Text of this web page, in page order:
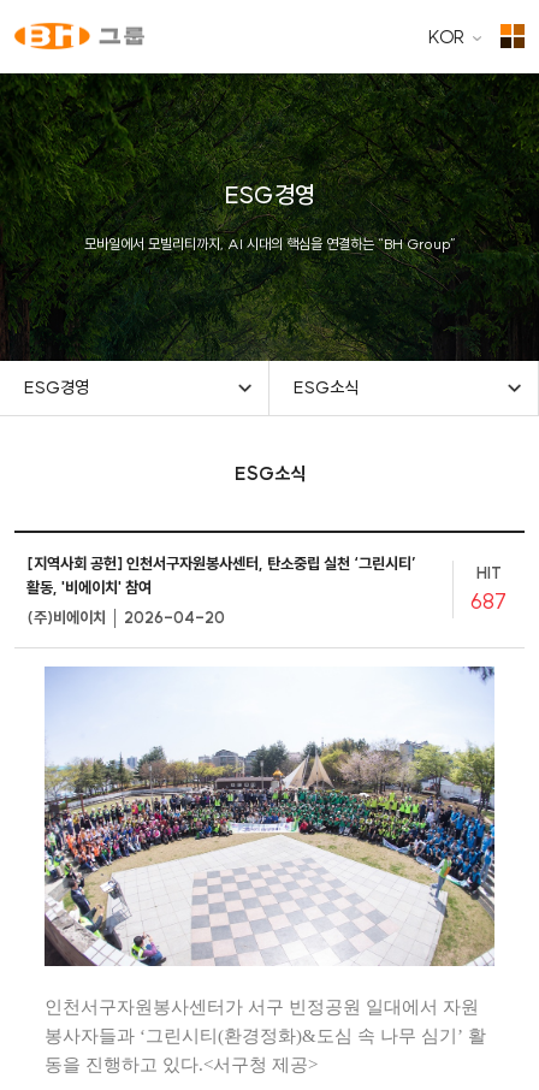
KOR
ESG경영
모바일에서 모빌리티까지, AI 시대의 핵심을 연결하는 “BH Group”
ESG경영 ESG소식
ESG소식
[지역사회 공헌] 인천서구자원봉사센터, 탄소중립 실천 ‘그린시티’
활동, '비에이치' 참여
(주)비에이치 │ 2026-04-20
HIT
687
인천서구자원봉사센터가 서구 빈정공원 일대에서 자원
봉사자들과 ‘그린시티(환경정화)&도심 속 나무 심기’ 활
동을 진행하고 있다.<서구청 제공>